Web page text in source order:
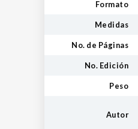
Formato
Medidas
No. de Páginas
No. Edición
Peso
Autor